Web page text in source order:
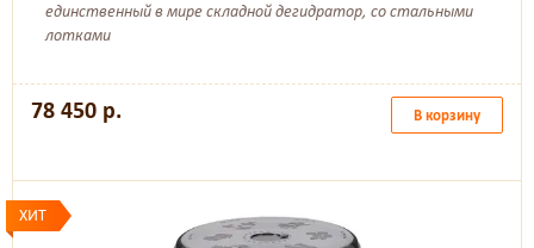
единственный в мире складной дегидратор, со стальными
лотками
78 450 р. В корзину
ХИТ